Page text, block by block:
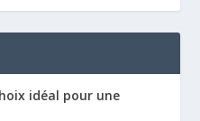
idéal pour une